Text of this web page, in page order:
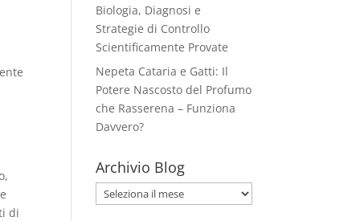
di
Biologia, Diagnosi e
Strategie di Controllo
Scientificamente Provate
Nepeta Cataria e Gatti: Il
Potere Nascosto del Profumo
che Rasserena – Funziona
Davvero?
Archivio Blog
Archivio
Blog